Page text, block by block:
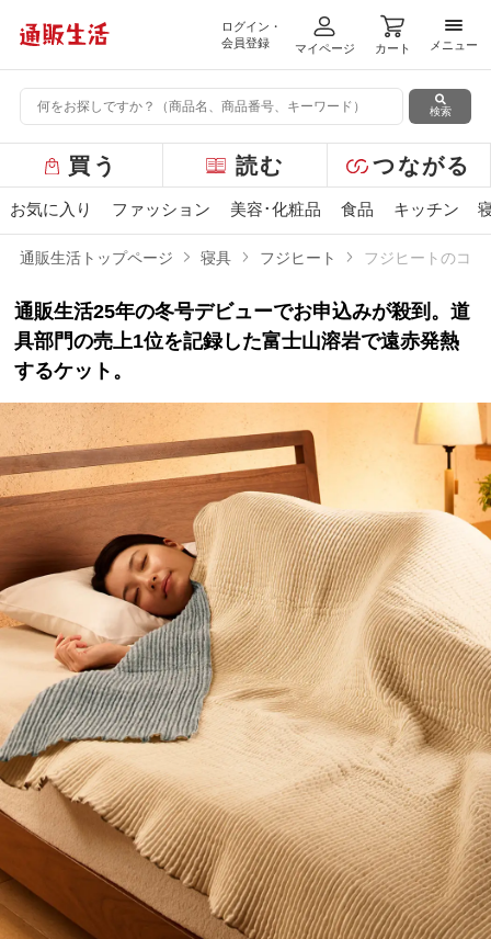
ログイン・
会員登録
マイページ カート
メニ
メニュー
検索
ー
バ
ュ
ー
買う 読む つながる
お気に入り ファッション 美容･化粧品 食品 キッチン
通販生活トップページ 寝具 フジヒート フジヒートのコ
通販生活25年の冬号デビューでお申込みが殺到。道
具部門の売上1位を記録した富士山溶岩で遠赤発熱
するケット。